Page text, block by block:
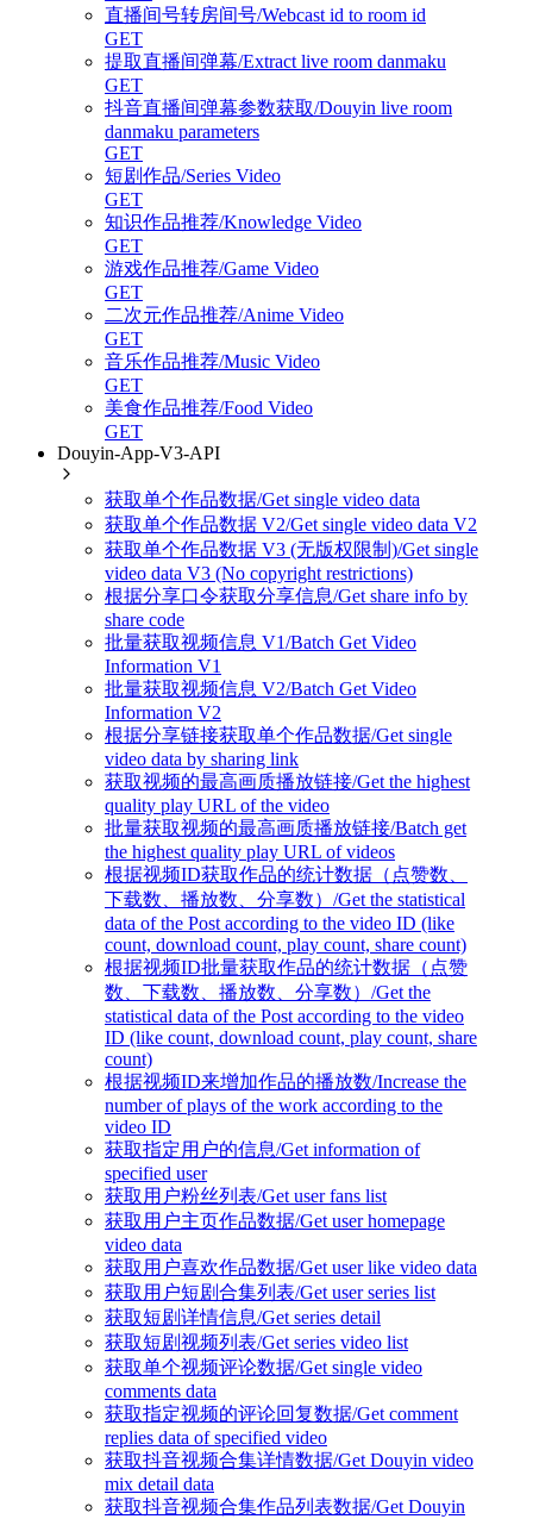
直播间号转房间号/Webcast id to room id
GET
提取直播间弹幕/Extract live room danmaku
GET
抖音直播间弹幕参数获取/Douyin live room
danmaku parameters
GET
短剧作品/Series Video
GET
知识作品推荐/Knowledge Video
GET
游戏作品推荐/Game Video
GET
二次元作品推荐/Anime Video
GET
音乐作品推荐/Music Video
GET
美食作品推荐/Food Video
GET
Douyin-App-V3-API
获取单个作品数据/Get single video data
获取单个作品数据 V2/Get single video data V2
获取单个作品数据 V3 (无版权限制)/Get single
video data V3 (No copyright restrictions)
根据分享口令获取分享信息/Get share info by
share code
批量获取视频信息 V1/Batch Get Video
Information V1
批量获取视频信息 V2/Batch Get Video
Information V2
根据分享链接获取单个作品数据/Get single
video data by sharing link
获取视频的最高画质播放链接/Get the highest
quality play URL of the video
批量获取视频的最高画质播放链接/Batch get
the highest quality play URL of videos
根据视频ID获取作品的统计数据（点赞数、
下载数、播放数、分享数）/Get the statistical
data of the Post according to the video ID (like
count, download count, play count, share count)
根据视频ID批量获取作品的统计数据（点赞
数、下载数、播放数、分享数）/Get the
statistical data of the Post according to the video
ID (like count, download count, play count, share
count)
根据视频ID来增加作品的播放数/Increase the
number of plays of the work according to the
video ID
获取指定用户的信息/Get information of
specified user
获取用户粉丝列表/Get user fans list
获取用户主页作品数据/Get user homepage
video data
获取用户喜欢作品数据/Get user like video data
获取用户短剧合集列表/Get user series list
获取短剧详情信息/Get series detail
获取短剧视频列表/Get series video list
获取单个视频评论数据/Get single video
comments data
获取指定视频的评论回复数据/Get comment
replies data of specified video
获取抖音视频合集详情数据/Get Douyin video
mix detail data
获取抖音视频合集作品列表数据/Get Douyin